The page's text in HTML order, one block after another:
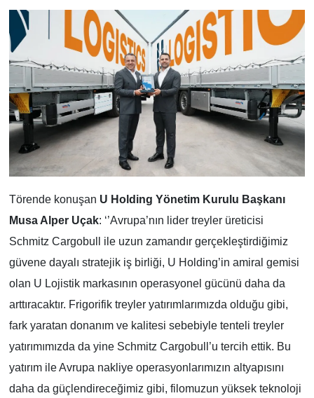
Törende konuşan U Holding Yönetim Kurulu Başkanı
Musa Alper Uçak: ‘’Avrupa’nın lider treyler üreticisi
Schmitz Cargobull ile uzun zamandır gerçekleştirdiğimiz
güvene dayalı stratejik iş birliği, U Holding’in amiral gemisi
olan U Lojistik markasının operasyonel gücünü daha da
arttıracaktır. Frigorifik treyler yatırımlarımızda olduğu gibi,
fark yaratan donanım ve kalitesi sebebiyle tenteli treyler
yatırımımızda da yine Schmitz Cargobull’u tercih ettik. Bu
yatırım ile Avrupa nakliye operasyonlarımızın altyapısını
daha da güçlendireceğimiz gibi, filomuzun yüksek teknoloji